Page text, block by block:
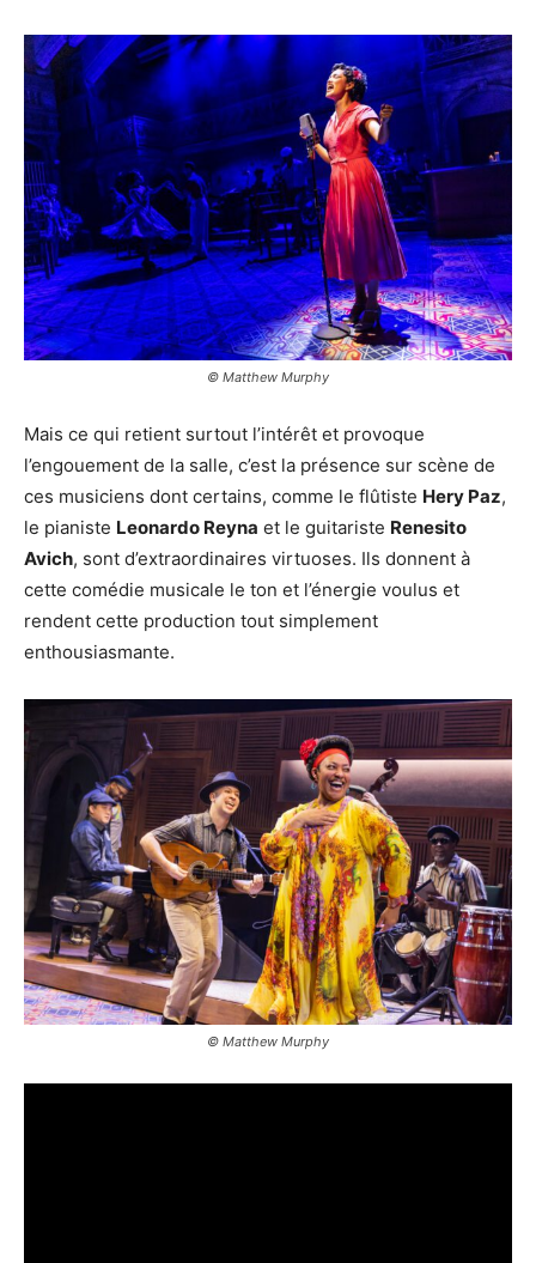
© Matthew Murphy
Mais ce qui retient surtout l’intérêt et provoque
l’engouement de la salle, c’est la présence sur scène de
ces musiciens dont certains, comme le flûtiste Hery Paz,
le pianiste Leonardo Reyna et le guitariste Renesito
Avich, sont d’extraordinaires virtuoses. Ils donnent à
cette comédie musicale le ton et l’énergie voulus et
rendent cette production tout simplement
enthousiasmante.
© Matthew Murphy